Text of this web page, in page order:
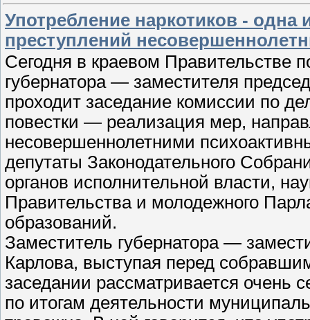
Употребление наркотиков -
преступлений
Сегодня в краевом Правительстве
губернатора — заместителя
проходит заседание комиссии по
повестки — реализация мер,
несовершеннолетними
депутаты Законодательного
органов исполнительной власти,
Правительства и молодежного
образований.
Заместитель губернатора —
Карлова, выступая перед
заседании рассматривается очень
по итогам деятельности